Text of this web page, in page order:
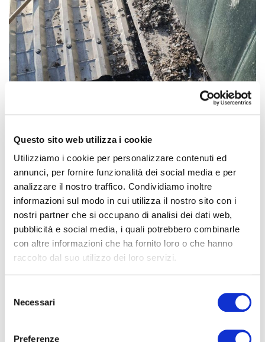
Questo sito web utilizza i cookie
Utilizziamo i cookie per personalizzare contenuti ed
annunci, per fornire funzionalità dei social media e per
analizzare il nostro traffico. Condividiamo inoltre
informazioni sul modo in cui utilizza il nostro sito con i
nostri partner che si occupano di analisi dei dati web,
pubblicità e social media, i quali potrebbero combinarle
con altre informazioni che ha fornito loro o che hanno
raccolto dal suo utilizzo dei loro servizi.
Necessari
Preferenze
Si, avete letto bene! Per i nostri servizi allontanamento volatili
possiamo darvi la garanzia nero su bianco sul risultato
immediato; in poche parole si può vedere subito se il lavoro